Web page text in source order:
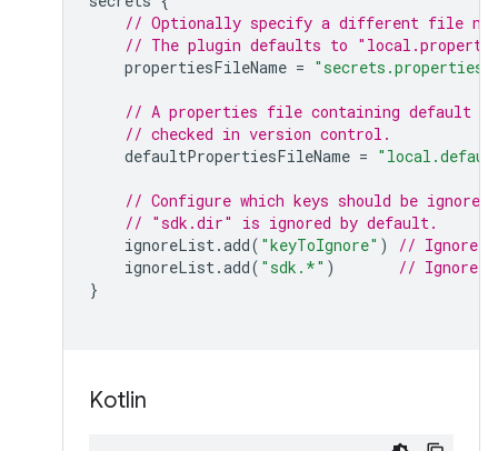
// Optionally specify a different file
// The plugin defaults to
propertiesFileName = "secrets.properties"
// A properties file containing default
// checked in version control.
defaultPropertiesFileName =
// Configure which keys should be
// "sdk.dir" is ignored by default.
ignoreList.add( "keyToIgnore" )
// Ignore
ignoreList.add( "sdk.*" )
// Ignore
}
Kotlin